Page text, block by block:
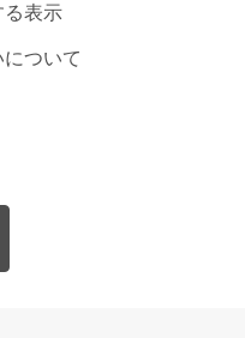
る表示
ついて